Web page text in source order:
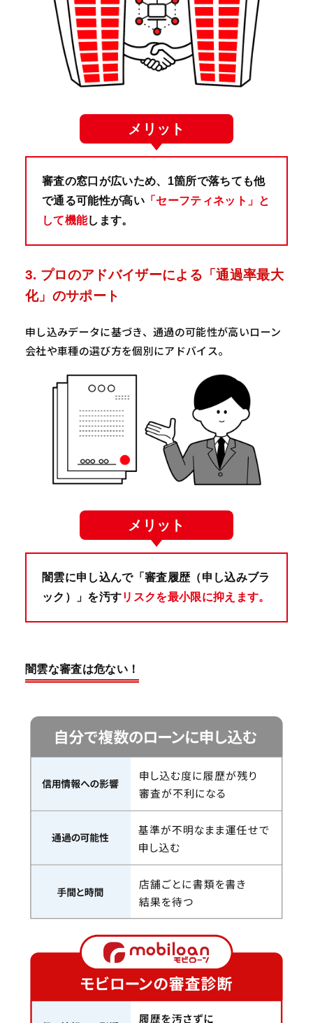
メリット
審査の窓口が広いため、1箇所で落ちても他
で通る可能性が高い「セーフティネット」と
して機能します。
3. プロのアドバイザーによる「通過率最大
化」のサポート
申し込みデータに基づき、通過の可能性が高いローン
会社や車種の選び方を個別にアドバイス。
メリット
闇雲に申し込んで「審査履歴（申し込みブラ
ック）」を汚すリスクを最小限に抑えます。
闇雲な審査は危ない！